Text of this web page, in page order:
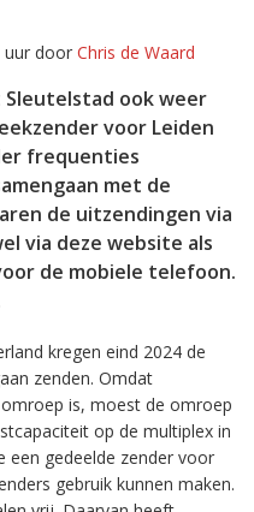
uur door Chris de Waard
Sleutelstad ook weer
voor Leiden
frequenties
met de
de uitzendingen via
via deze website als
de mobiele telefoon.
kregen eind 2024 de
zenden. Omdat
is, moest de omroep
op de multiplex in
een gedeelde zender voor
gebruik kunnen maken.